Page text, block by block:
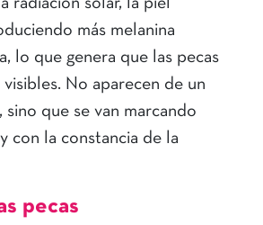
radiación solar, la piel
más melanina
lo que genera que las pecas
visibles. No aparecen de un
sino que se van marcando
con la constancia de la
pecas